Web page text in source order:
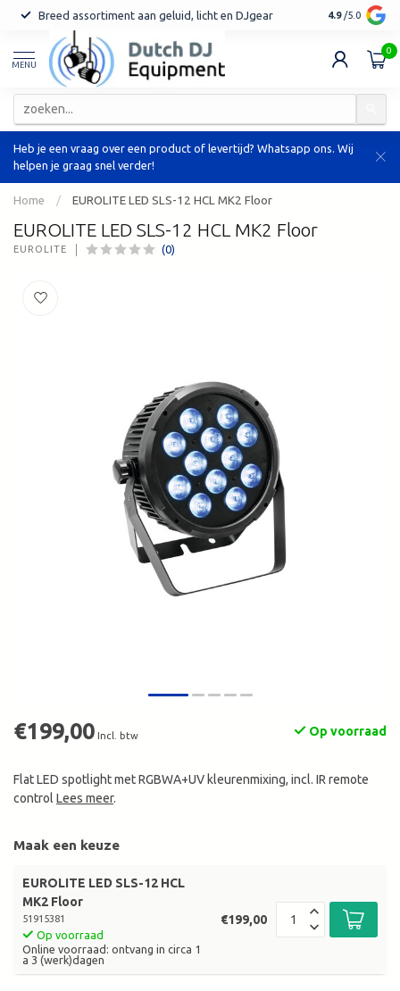
Breed assortiment aan geluid, licht en DJgear Tot 7 jaar
4.9 /5.0
MENU
0
Heb je een vraag over een product of levertijd? Whatsapp ons. Wij
helpen je graag snel verder!
Home / EUROLITE LED SLS-12 HCL MK2 Floor
EUROLITE LED SLS-12 HCL MK2 Floor
EUROLITE (0)
€199,00 Incl. btw Op voorraad
Flat LED spotlight met RGBWA+UV kleurenmixing, incl. IR remote
control Lees meer.
Maak een keuze
EUROLITE LED SLS-12 HCL
MK2 Floor
51915381
Op voorraad
Online voorraad: ontvang in circa 1
a 3 (werk)dagen
€199,00